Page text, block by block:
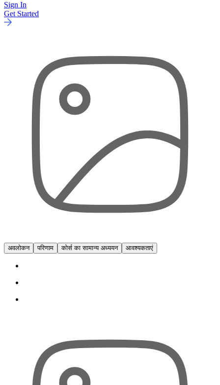
Sign In
Get Started
अवलोकन परिणाम कोर्स का सामान्य अध्ययन आवश्यकताएं